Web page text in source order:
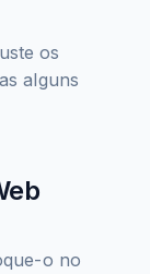
os
alguns
o no